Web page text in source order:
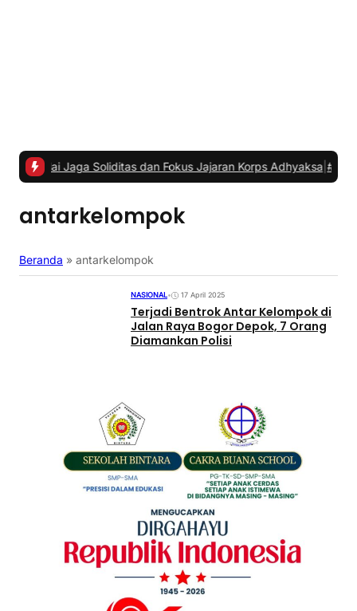
Soliditas dan Fokus Jajaran Korps Adhyaksa|#2 -Anggota
antarkelompok
Beranda » antarkelompok
NASIONAL• 17 April 2025
Terjadi Bentrok Antar Kelompok di
Jalan Raya Bogor Depok, 7 Orang
Diamankan Polisi